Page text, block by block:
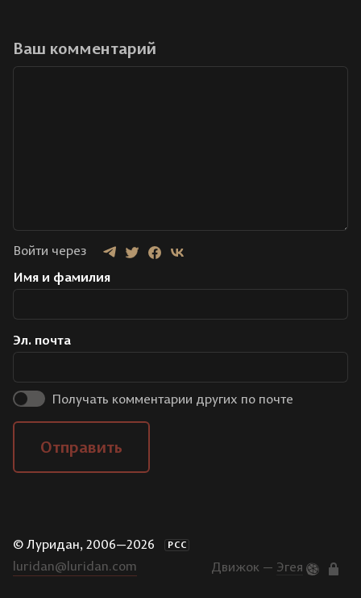
Ваш комментарий
Войти через
Имя и фамилия
Эл. почта
Получать комментарии других по почте
Отправить
© Луридан, 2006—2026 РСС
luridan@luridan.com Движок — Эгея